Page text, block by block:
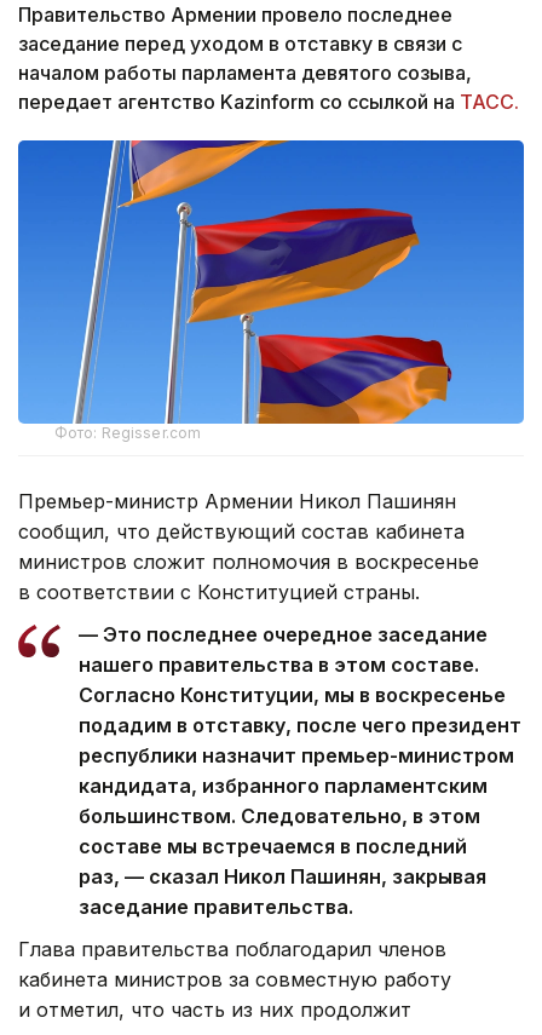
Правительство Армении провело последнее
заседание перед уходом в отставку в связи с
началом работы парламента девятого созыва,
передает агентство Kazinform со ссылкой на ТАСС.
Фото: Regisser.com
Премьер-министр Армении Никол Пашинян
сообщил, что действующий состав кабинета
министров сложит полномочия в воскресенье
в соответствии с Конституцией страны.
— Это последнее очередное заседание
нашего правительства в этом составе.
Согласно Конституции, мы в воскресенье
подадим в отставку, после чего президент
республики назначит премьер-министром
кандидата, избранного парламентским
большинством. Следовательно, в этом
составе мы встречаемся в последний
раз, — сказал Никол Пашинян, закрывая
заседание правительства.
Глава правительства поблагодарил членов
кабинета министров за совместную работу
и отметил, что часть из них продолжит